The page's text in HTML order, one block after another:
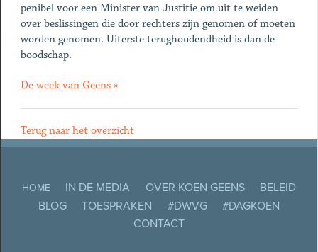
penibel voor een Minister van Justitie om uit te weiden
over beslissingen die door rechters zijn genomen of moeten
worden genomen. Uiterste terughoudendheid is dan de
boodschap.
De week van Geens »
Terug naar het overzicht
HOME IN DE MEDIA OVER KOEN GEENS
BELEID
BLOG
TOESPRAKEN #DWVG
#DAGKOEN
CONTACT